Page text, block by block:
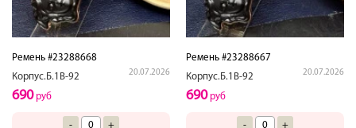
Ремень #23288668
Корпус.Б.1В-92
20.07.2026
690руб
- +
Ремень #23288667
Корпус.Б.1В-92
20.07.2026
690руб
- +